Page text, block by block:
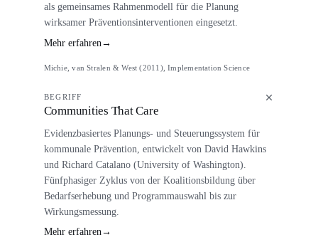
als gemeinsames Rahmenmodell für die Planung
wirksamer Präventionsinterventionen eingesetzt.
Mehr erfahren →
Michie, van Stralen & West (2011), Implementation Science
BEGRIFF
Communities That Care
Evidenzbasiertes Planungs- und Steuerungssystem für
kommunale Prävention, entwickelt von David Hawkins
und Richard Catalano (University of Washington).
Fünfphasiger Zyklus von der Koalitionsbildung über
Bedarfserhebung und Programmauswahl bis zur
Wirkungsmessung.
Mehr erfahren→